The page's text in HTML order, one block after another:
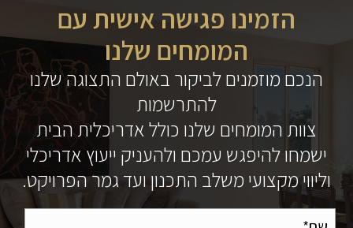
הזמינו פגישה אישית עם
המומחים שלנו
הנכם מוזמנים לביקור באולם התצוגה שלנו
להתרשמות
צוות המומחים שלנו כולל אדריכלית הבית
ישמחו להיפגש עמכם ולהעניק ייעוץ אדריכלי
וליווי מקצועי משלב התכנון ועד גמר הפרויקט.